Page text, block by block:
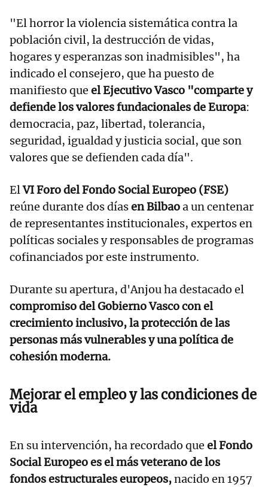
"El horror la violencia sistemática contra la
población civil, la destrucción de vidas,
hogares y esperanzas son inadmisibles", ha
indicado el consejero, que ha puesto de
manifiesto que el Ejecutivo Vasco "comparte y
defiende los valores fundacionales de Europa:
democracia, paz, libertad, tolerancia,
seguridad, igualdad y justicia social, que son
valores que se defienden cada día".
ElVI Foro del Fondo Social Europeo (FSE)
reúne durante dos díasen Bilbaoa un centenar
de representantes institucionales, expertos en
políticas sociales y responsables de programas
cofinanciados por este instrumento.
Durante su apertura, d'Anjou ha destacado el
compromiso del Gobierno Vasco con el
crecimiento inclusivo, la protección de las
personas más vulnerables y una política de
cohesión moderna.
Mejorar el empleo y las condiciones de
vida
En su intervención, ha recordado que el Fondo
Social Europeo es el más veterano de los
fondos estructurales europeos,nacido en 1957